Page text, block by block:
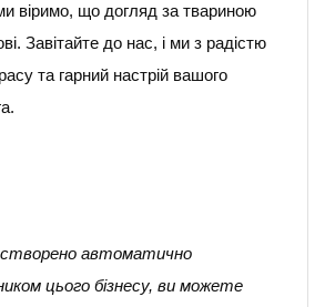
віримо, що догляд за твариною
Завітайте до нас, і ми з радістю
та гарний настрій вашого
автоматично
цього бізнесу, ви можете